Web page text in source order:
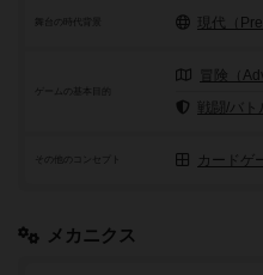
舞台の時代背景 現代（
ゲームの基本目的
冒険（
戦闘/バ
その他のコンセプト カードゲ
メカニクス